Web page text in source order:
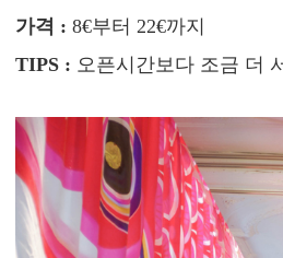
가격 : 8€부터 22€까지
TIPS : 오픈시간보다 조금 더